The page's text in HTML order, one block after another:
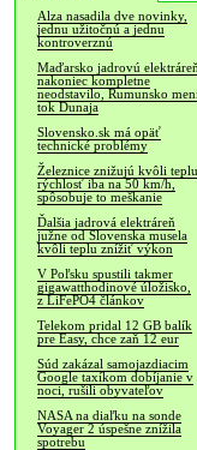
Alza nasadila dve novinky,
jednu užitočnú a jednu
kontroverznú
Maďarsko jadrovú elektráreň
nakoniec kompletne
neodstavilo, Rumunsko
tok Dunaja
Slovensko.sk má opäť
technické problémy
Železnice znižujú kvôli teplu
rýchlosť iba na 50 km/h,
spôsobuje to meškanie
Ďalšia jadrová elektráreň
južne od Slovenska musela
kvôli teplu znížiť výkon
V Poľsku spustili takmer
gigawatthodinové úložisko,
z LiFePO4 článkov
Telekom pridal 12 GB balík
pre Easy, chce zaň 12 eur
Súd zakázal samojazdiacim
Google taxíkom dobíjanie v
noci, rušili obyvateľov
NASA na diaľku na sonde
Voyager 2 úspešne znížila
spotrebu